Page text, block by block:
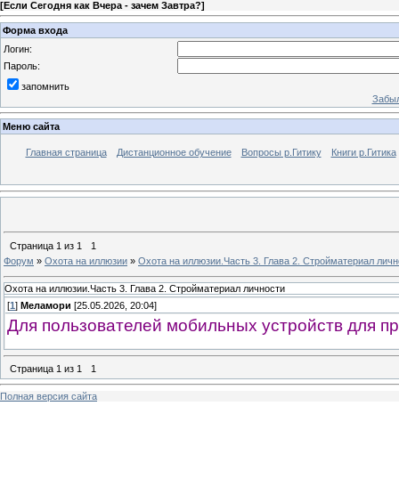
[Если Сегодня как Вчера - зачем Завтра?]
Форма входа
Логин:
Пароль:
запомнить
Меню сайта
Главная страница Дистанционное обучение Вопросы р.Гитику Книги р.Гитика
Страница 1 из 1
1
Форум » Охота на иллюзии » Охота на иллюзии.Часть 3. Глава 2. Стройматериал
Охота на иллюзии.Часть 3. Глава 2. Стройматериал личности
[1 ] Меламори [25.05.2026, 20:04]
Для пользователей мобильных устройств для
Страница 1 из 1 1
Полная версия сайта